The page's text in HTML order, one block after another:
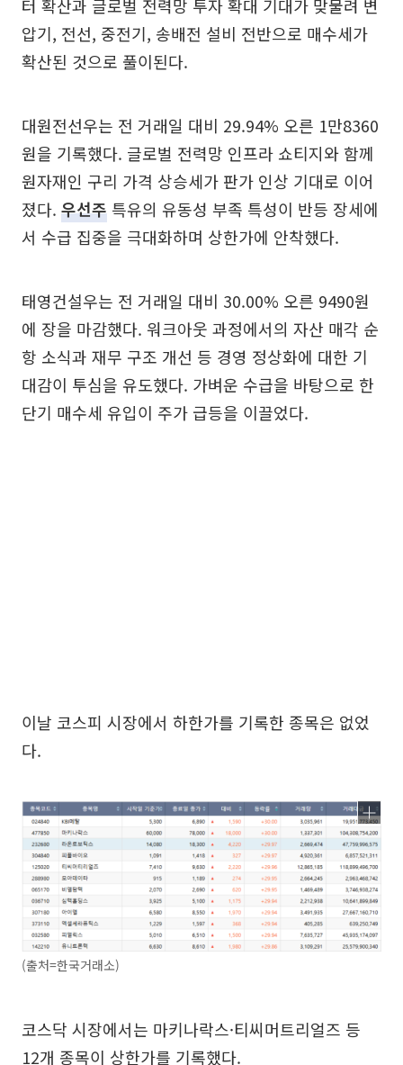
터 확산과 글로벌 전력망 투자 확대 기대가 맞물려 변
압기, 전선, 중전기, 송배전 설비 전반으로 매수세가
확산된 것으로 풀이된다.
대원전선우는 전 거래일 대비 29.94% 오른 1만8360
원을 기록했다. 글로벌 전력망 인프라 쇼티지와 함께
원자재인 구리 가격 상승세가 판가 인상 기대로 이어
졌다. 우선주 특유의 유동성 부족 특성이 반등 장세에
서 수급 집중을 극대화하며 상한가에 안착했다.
태영건설우는 전 거래일 대비 30.00% 오른 9490원
에 장을 마감했다. 워크아웃 과정에서의 자산 매각 순
항 소식과 재무 구조 개선 등 경영 정상화에 대한 기
대감이 투심을 유도했다. 가벼운 수급을 바탕으로 한
단기 매수세 유입이 주가 급등을 이끌었다.
이날 코스피 시장에서 하한가를 기록한 종목은 없었
다.
(출처=한국거래소)
코스닥 시장에서는 마키나락스·티씨머트리얼즈 등
12개 종목이 상한가를 기록했다.